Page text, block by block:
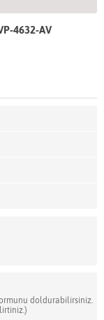
4632-AV
doldurabilirsiniz.